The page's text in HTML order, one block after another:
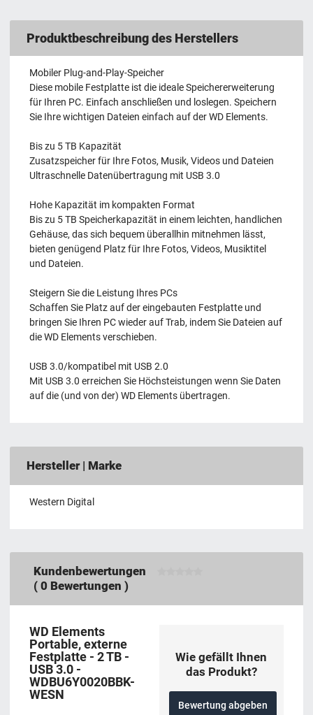
Produktbeschreibung des Herstellers
Mobiler Plug-and-Play-Speicher
Diese mobile Festplatte ist die ideale Speichererweiterung
für Ihren PC. Einfach anschließen und loslegen. Speichern
Sie Ihre wichtigen Dateien einfach auf der WD Elements.
Bis zu 5 TB Kapazität
Zusatzspeicher für Ihre Fotos, Musik, Videos und Dateien
Ultraschnelle Datenübertragung mit USB 3.0
Hohe Kapazität im kompakten Format
Bis zu 5 TB Speicherkapazität in einem leichten, handlichen
Gehäuse, das sich bequem überallhin mitnehmen lässt,
bieten genügend Platz für Ihre Fotos, Videos, Musiktitel
und Dateien.
Steigern Sie die Leistung Ihres PCs
Schaffen Sie Platz auf der eingebauten Festplatte und
bringen Sie Ihren PC wieder auf Trab, indem Sie Dateien auf
die WD Elements verschieben.
USB 3.0/kompatibel mit USB 2.0
Mit USB 3.0 erreichen Sie Höchsteistungen wenn Sie Daten
auf die (und von der) WD Elements übertragen.
Hersteller | Marke
‎Western Digital
Kundenbewertungen
( 0 Bewertungen )
WD Elements
Portable, externe
Festplatte - 2 TB -
USB 3.0 -
WDBU6Y0020BBK-
WESN
Wie gefällt Ihnen
das Produkt?
Bewertung abgeben